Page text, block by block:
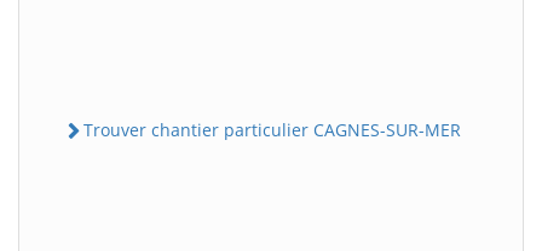
Trouver chantier particulier CAGNES-SUR-MER